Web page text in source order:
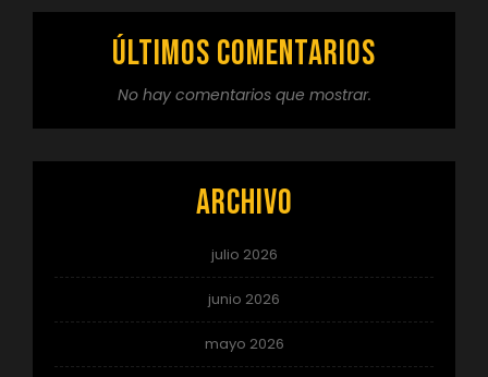
Últimos comentarios
No hay comentarios que mostrar.
Archivo
julio 2026
junio 2026
mayo 2026